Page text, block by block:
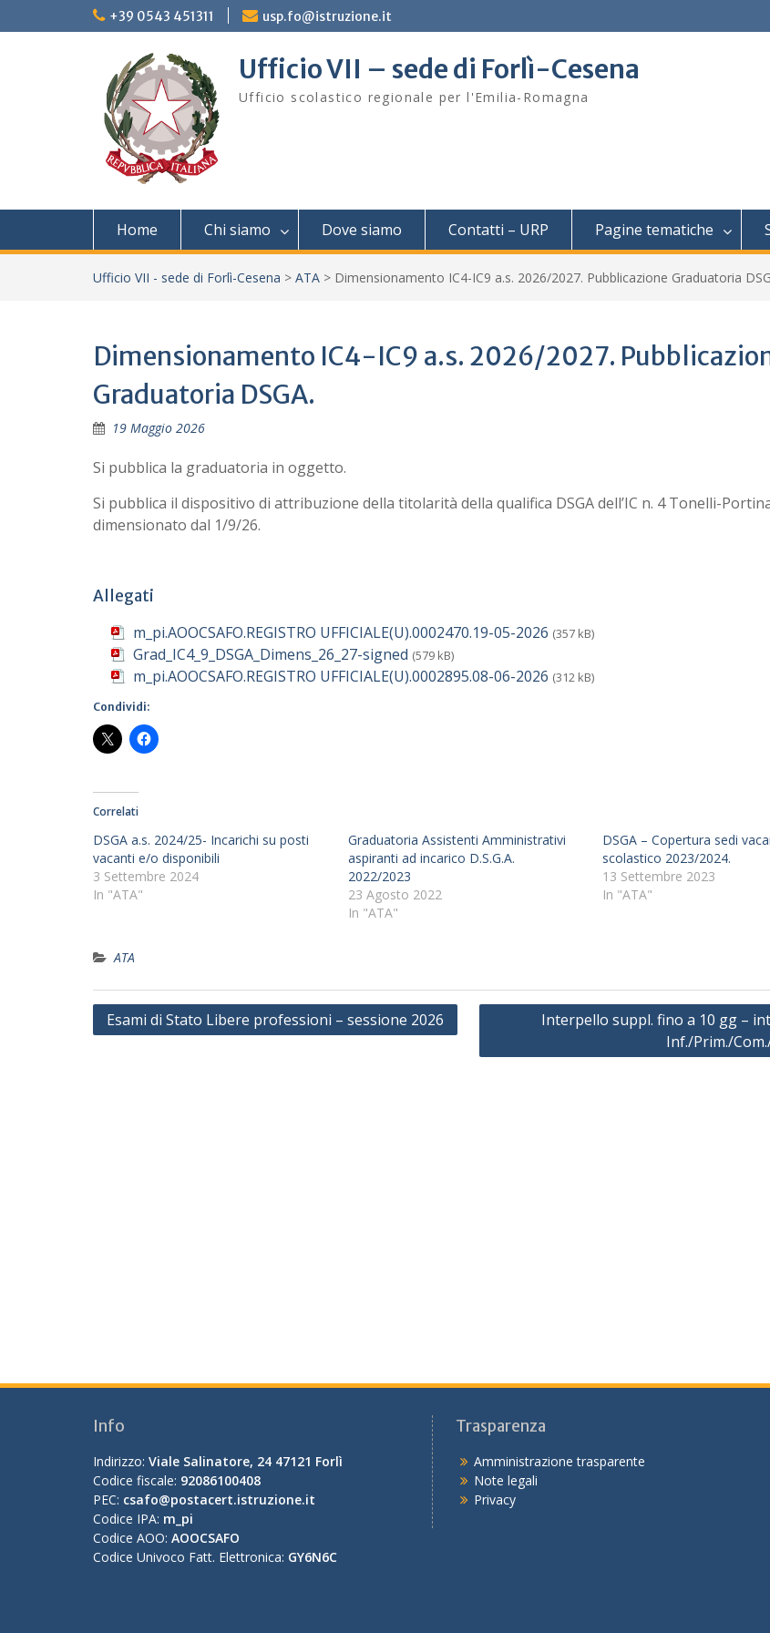
to
+39 0543 451311 usp.fo@istruzione.it
Ufficio VII – sede di Forlì-Cesena
Ufficio scolastico regionale per l'Emilia-Romagna
Home Chi siamo Dove siamo Contatti – URP Pagine tematiche
Ufficio VII - sede di Forlì-Cesena > ATA > Dimensionamento IC4-IC9 a.s. 2026/2027. Pubblicazione Graduatoria
Dimensionamento IC4-IC9 a.s. 2026/2027.
Graduatoria DSGA.
19 Maggio 2026
Si pubblica la graduatoria in oggetto.
Si pubblica il dispositivo di attribuzione della titolarità della qualifica DSGA dell’IC n. 4 Tonelli-
dimensionato dal 1/9/26.
Allegati
m_pi.AOOCSAFO.REGISTRO UFFICIALE(U).0002470.19-05-2026 (357 kB)
Grad_IC4_9_DSGA_Dimens_26_27-signed (579 kB)
m_pi.AOOCSAFO.REGISTRO UFFICIALE(U).0002895.08-06-2026 (312 kB)
Condividi:
Correlati
DSGA a.s. 2024/25- Incarichi su posti
vacanti e/o disponibili
3 Settembre 2024
In "ATA"
Graduatoria Assistenti Amministrativi
aspiranti ad incarico D.S.G.A.
2022/2023
23 Agosto 2022
In "ATA"
DSGA – Copertura sedi
scolastico 2023/2024.
13 Settembre 2023
In "ATA"
ATA
Navigazione
Esami di Stato Libere professioni – sessione 2026
Interpello suppl. fino a 10 gg –
Inf./Prim./
Info
Indirizzo: Viale Salinatore, 24 47121 Forlì
Codice fiscale: 92086100408
PEC: csafo@postacert.istruzione.it
Codice IPA: m_pi
Codice AOO: AOOCSAFO
Codice Univoco Fatt. Elettronica: GY6N6C
Trasparenza
Amministrazione trasparente
Note legali
Privacy